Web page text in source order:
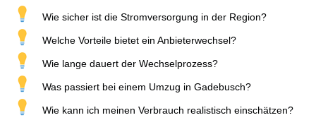
Wie sicher ist die Stromversorgung in der Region?
Welche Vorteile bietet ein Anbieterwechsel?
Wie lange dauert der Wechselprozess?
Was passiert bei einem Umzug in Gadebusch?
Wie kann ich meinen Verbrauch realistisch einschätzen?